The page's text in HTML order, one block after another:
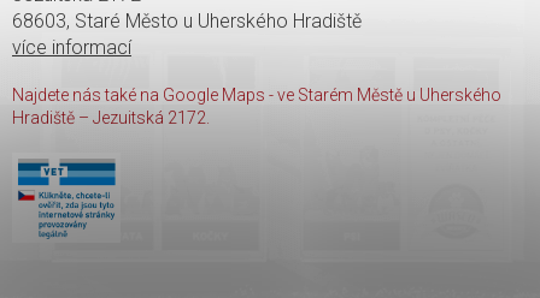
68603, Staré Město u Uherského Hradiště
více informací
Najdete nás také na Google Maps - ve Starém Městě u Uherského
Hradiště – Jezuitská 2172.